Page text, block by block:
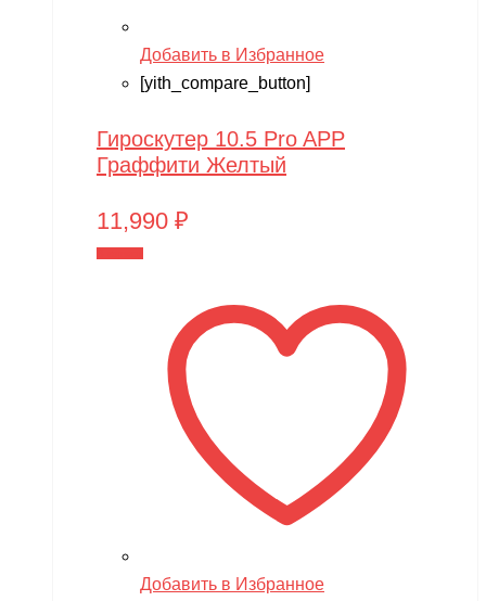
Добавить в Избранное
[yith_compare_button]
Гироскутер 10.5 Pro APP
Граффити Желтый
11,990 ₽
Добавить в Избранное